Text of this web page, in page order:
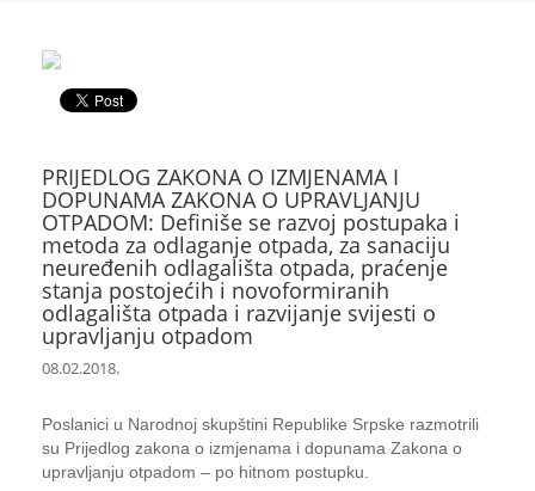
PRIJEDLOG ZAKONA O IZMJENAMA I
DOPUNAMA ZAKONA O UPRAVLJANJU
OTPADOM: Definiše se razvoj postupaka i
metoda za odlaganje otpada, za sanaciju
neuređenih odlagališta otpada, praćenje
stanja postojećih i novoformiranih
odlagališta otpada i razvijanje svijesti o
upravljanju otpadom
08.02.2018.
Poslanici u Narodnoj skupštini Republike Srpske razmotrili
su Prijedlog zakona o izmjenama i dopunama Zakona o
upravljanju otpadom – po hitnom postupku.